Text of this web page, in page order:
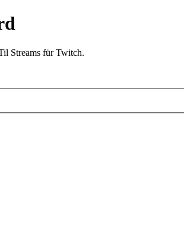
Streams für Twitch.